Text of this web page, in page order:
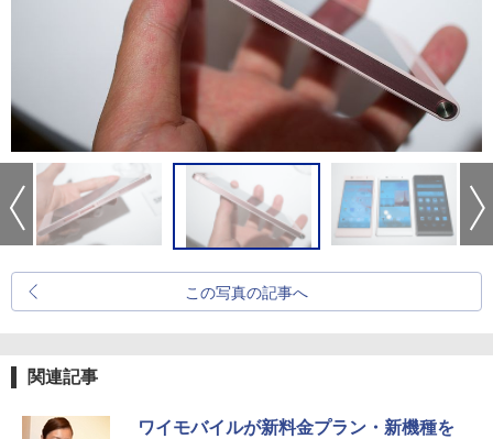
この写真の記事へ
関連記事
ワイモバイルが新料金プラン・新機種を